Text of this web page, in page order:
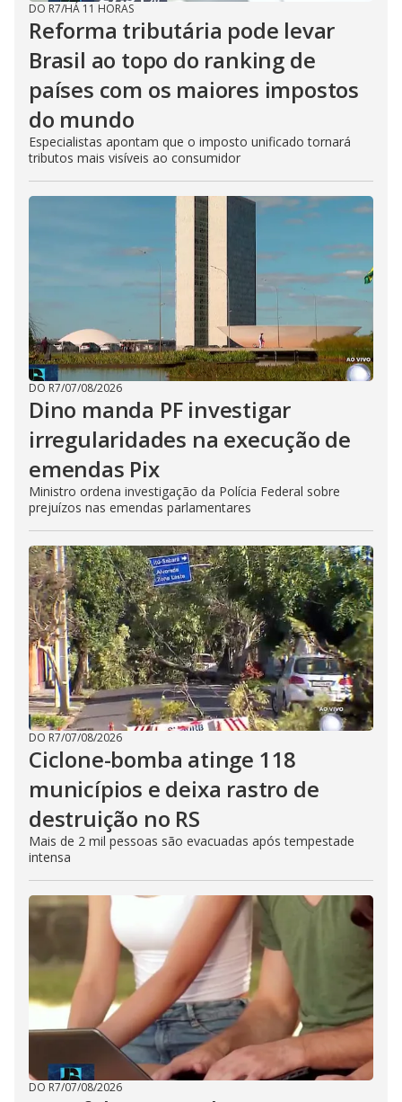
DO R7/HÁ 11 HORAS
Reforma tributária pode levar
Brasil ao topo do ranking de
países com os maiores impostos
do mundo
Especialistas apontam que o imposto unificado tornará
tributos mais visíveis ao consumidor
DO R7/07/08/2026
Dino manda PF investigar
irregularidades na execução de
emendas Pix
Ministro ordena investigação da Polícia Federal sobre
prejuízos nas emendas parlamentares
DO R7/07/08/2026
Ciclone-bomba atinge 118
municípios e deixa rastro de
destruição no RS
Mais de 2 mil pessoas são evacuadas após tempestade
intensa
DO R7/07/08/2026